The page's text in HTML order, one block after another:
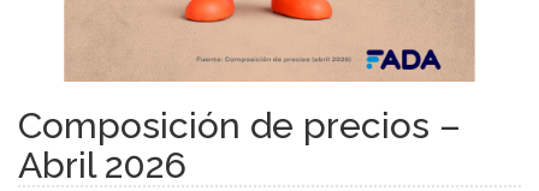
Composición de precios –
Abril 2026